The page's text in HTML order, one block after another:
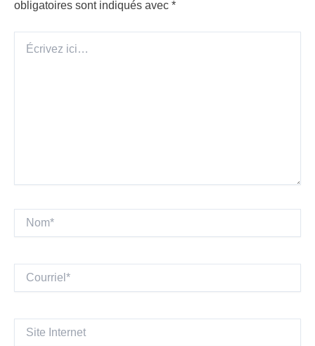
obligatoires sont indiqués avec *
ici…
Nom*
Courriel*
Site
Internet